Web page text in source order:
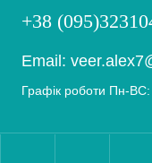
+38
Email:
Графік роботи Пн-